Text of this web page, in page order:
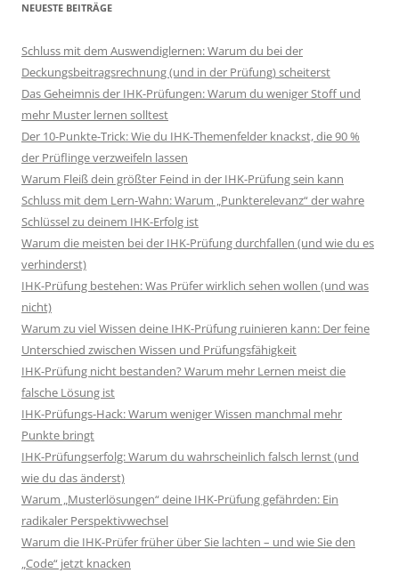
NEUESTE BEITRÄGE
Schluss mit dem Auswendiglernen: Warum du bei der
Deckungsbeitragsrechnung (und in der Prüfung) scheiterst
Das Geheimnis der IHK-Prüfungen: Warum du weniger Stoff und
mehr Muster lernen solltest
Der 10-Punkte-Trick: Wie du IHK-Themenfelder knackst, die 90 %
der Prüflinge verzweifeln lassen
Warum Fleiß dein größter Feind in der IHK-Prüfung sein kann
Schluss mit dem Lern-Wahn: Warum „Punkterelevanz“ der wahre
Schlüssel zu deinem IHK-Erfolg ist
Warum die meisten bei der IHK-Prüfung durchfallen (und wie du es
verhinderst)
IHK-Prüfung bestehen: Was Prüfer wirklich sehen wollen (und was
nicht)
Warum zu viel Wissen deine IHK-Prüfung ruinieren kann: Der feine
Unterschied zwischen Wissen und Prüfungsfähigkeit
IHK-Prüfung nicht bestanden? Warum mehr Lernen meist die
falsche Lösung ist
IHK-Prüfungs-Hack: Warum weniger Wissen manchmal mehr
Punkte bringt
IHK-Prüfungserfolg: Warum du wahrscheinlich falsch lernst (und
wie du das änderst)
Warum „Musterlösungen“ deine IHK-Prüfung gefährden: Ein
radikaler Perspektivwechsel
Warum die IHK-Prüfer früher über Sie lachten – und wie Sie den
„Code“ jetzt knacken